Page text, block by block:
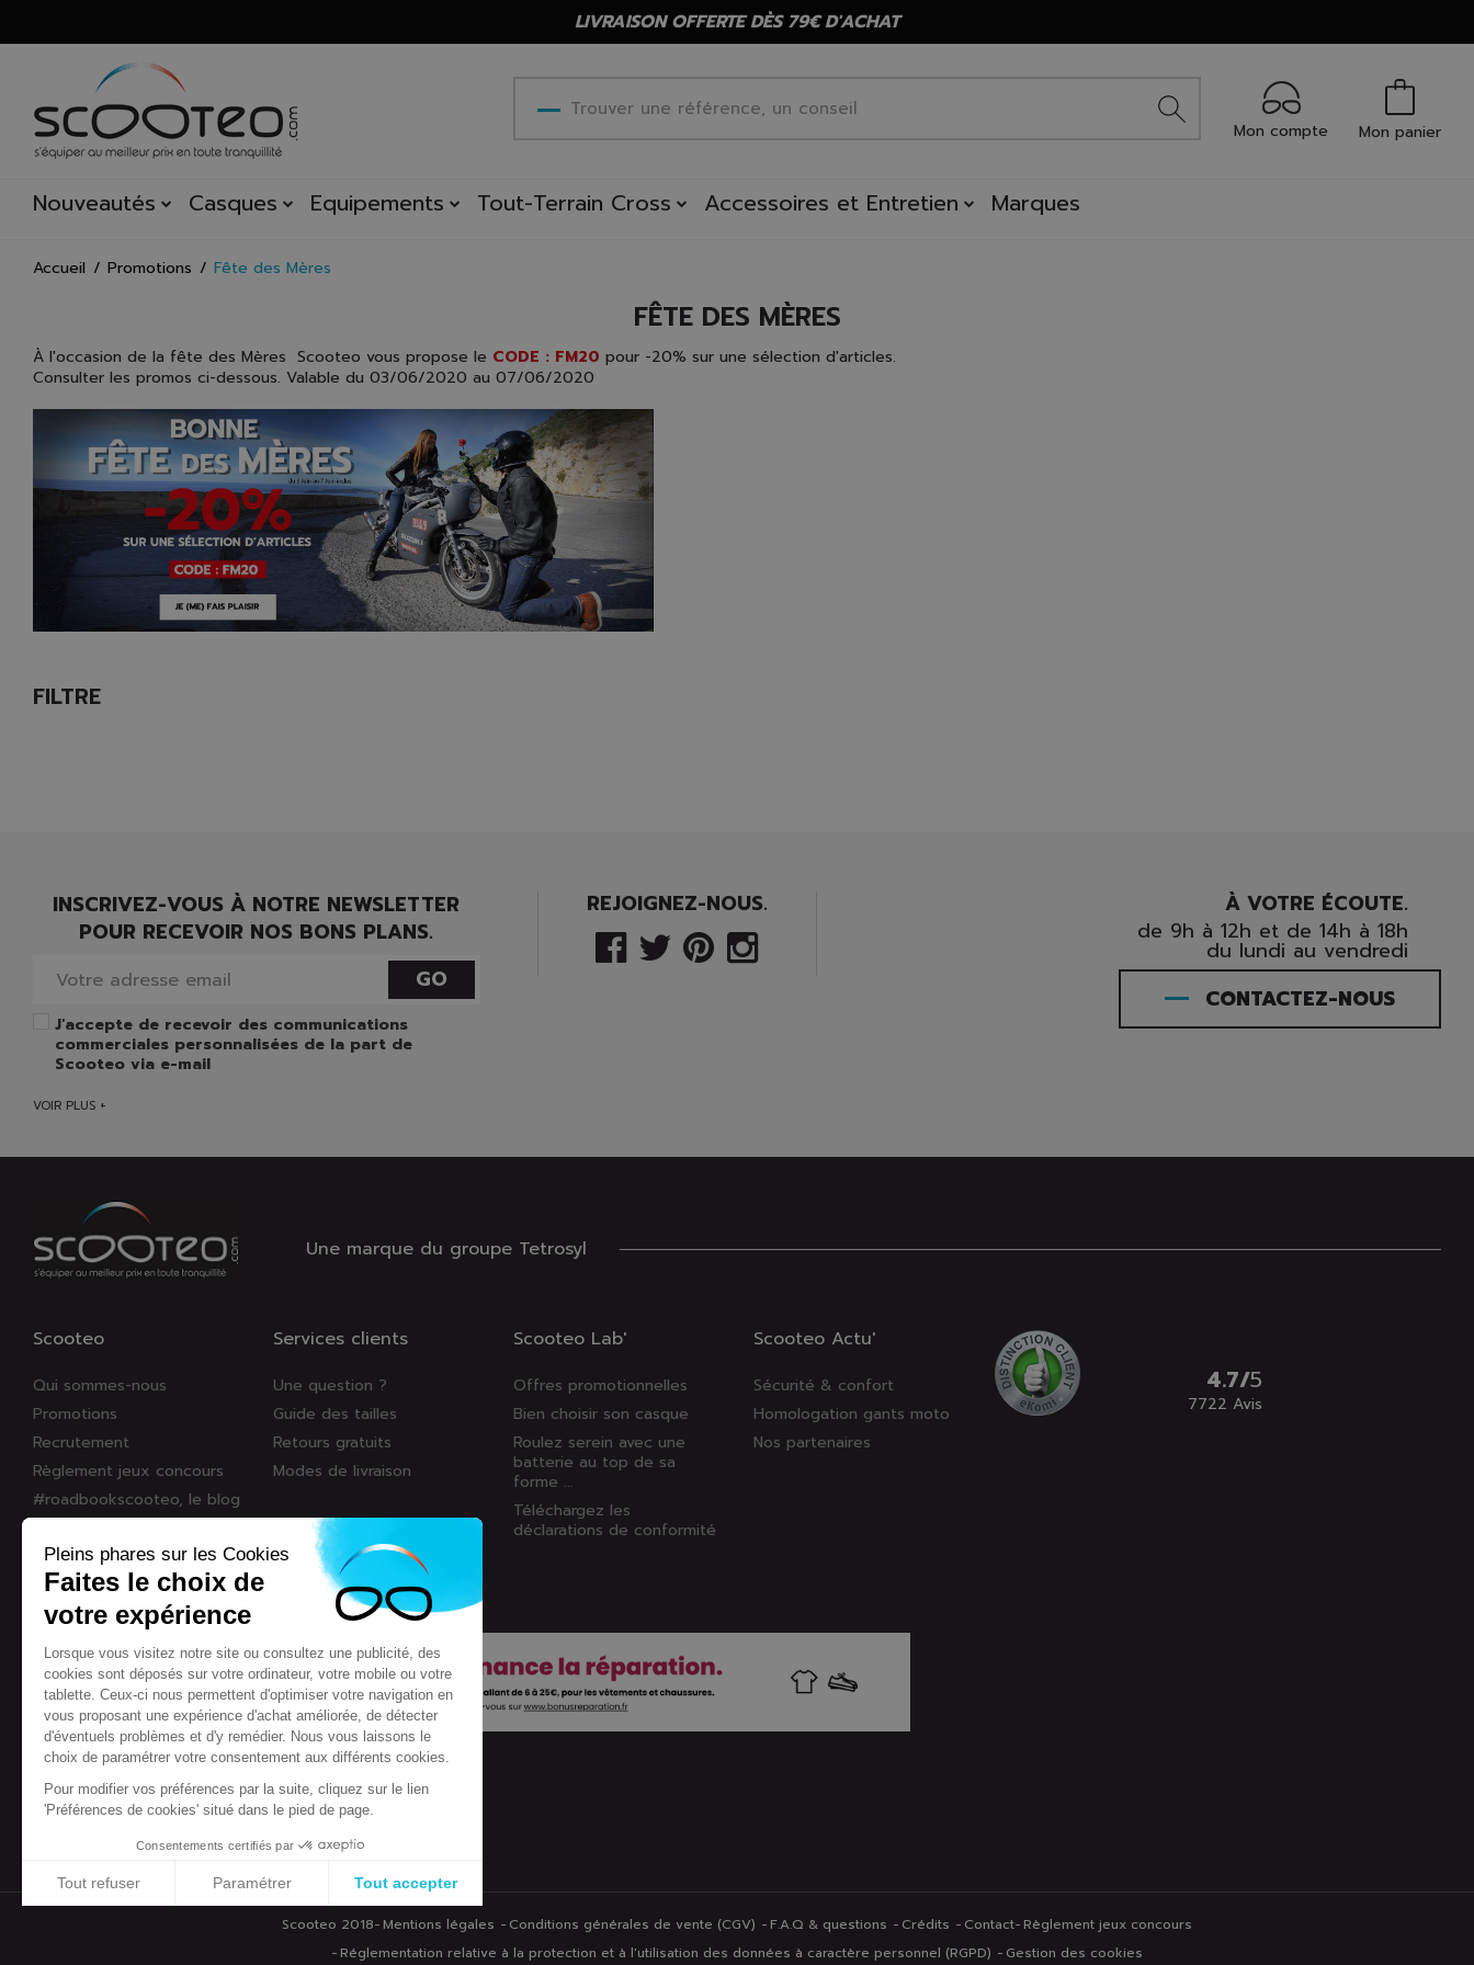
LIVRAISON OFFERTE DÈS 79€ D'ACHAT
Mon compte Mon panier
Nouveautés Casques Equipements Tout-Terrain Cross Accessoires et Entretien Marques
Accueil Promotions Fête des Mères
FÊTE DES MÈRES
À l'occasion de la fête des Mères Scooteo vous propose le CODE : FM20 pour -20% sur une sélection d'articles.
Consulter les promos ci-dessous. Valable du 03/06/2020 au 07/06/2020
FILTRE
INSCRIVEZ-VOUS À NOTRE NEWSLETTER
POUR RECEVOIR NOS BONS PLANS.
GO
J'accepte de recevoir des communications
commerciales personnalisées de la part de
Scooteo via e-mail
VOIR PLUS +
REJOIGNEZ-NOUS.
À VOTRE ÉCOUTE.
de 9h à 12h et de 14h à 18h
du lundi au vendredi
CONTACTEZ-NOUS
Une marque du groupe Tetrosyl
Scooteo
Qui sommes-nous
Promotions
Recrutement
Règlement jeux concours
#roadbookscooteo, le blog
Nos marques
Services clients
Une question ?
Guide des tailles
Retours gratuits
Modes de livraison
Scooteo Lab'
Offres promotionnelles
Bien choisir son casque
Roulez serein avec une
batterie au top de sa
forme ...
Téléchargez les
déclarations de conformité
Scooteo Actu'
Sécurité & confort
Homologation gants moto
Nos partenaires
Eco-participation
4.7/5
7722 Avis
Scooteo 2018 Mentions légales Conditions générales de vente (CGV) F.A.Q & questions Crédits Contact Règlement jeux concours
Réglementation relative à la protection et à l'utilisation des données à caractère personnel (RGPD)
Gestion des cookies
Pleins phares sur les Cookies
Faites le choix de
votre expérience
Lorsque vous visitez notre site ou consultez une publicité, des
cookies sont déposés sur votre ordinateur, votre mobile ou votre
tablette. Ceux-ci nous permettent d'optimiser votre navigation en
vous proposant une expérience d'achat améliorée, de détecter
d'éventuels problèmes et d'y remédier. Nous vous laissons le
choix de paramétrer votre consentement aux différents cookies.
Pour modifier vos préférences par la suite, cliquez sur le lien
'Préférences de cookies' situé dans le pied de page.
Consentements certifiés par
Tout refuser Paramétrer Tout accepter
Plateforme de Gestion du Consentement : Personnalisez vos Options
Notre plateforme vous permet d'adapter et de gérer vos paramètres de confidentialité, en garantissant la conformité avec les réglementations. Personnalisez vos préférences pour contrôler la manière dont vos informations sont